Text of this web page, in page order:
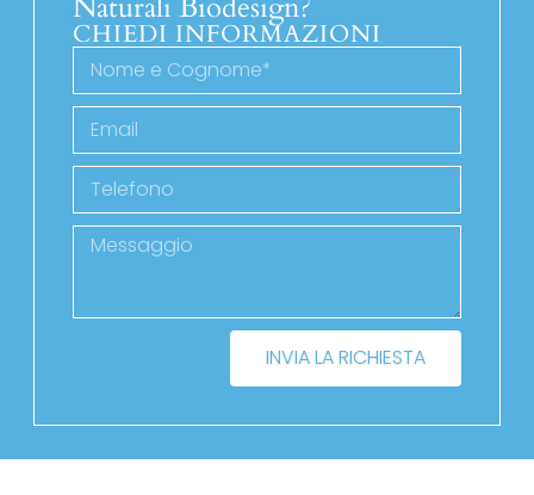
CHIEDI INFORMAZIONI
INVIA LA RICHIESTA